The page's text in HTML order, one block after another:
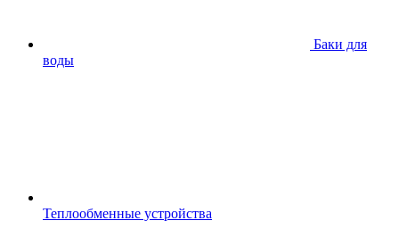
Баки для
воды
Теплообменные устройства